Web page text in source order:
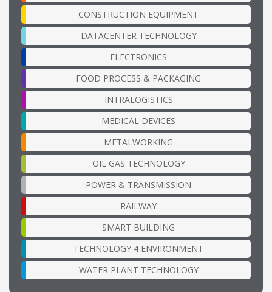
CONSTRUCTION EQUIPMENT
DATACENTER TECHNOLOGY
ELECTRONICS
FOOD PROCESS & PACKAGING
INTRALOGISTICS
MEDICAL DEVICES
METALWORKING
OIL GAS TECHNOLOGY
POWER & TRANSMISSION
RAILWAY
SMART BUILDING
TECHNOLOGY 4 ENVIRONMENT
WATER PLANT TECHNOLOGY